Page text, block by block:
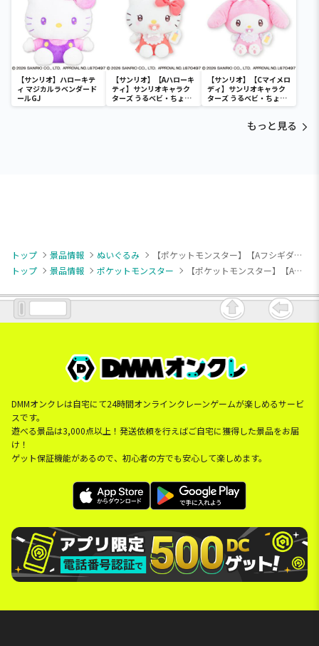
【サンリオ】ハローキテ
ィ マジカルラベンダード
ールGJ
【サンリオ】【Aハローキ
ティ】サンリオキャラク
ターズ うるベビ・ちょい
デカドール
【サンリオ】【Cマイメロ
ディ】サンリオキャラク
ターズ うるベビ・ちょい
デカドール
もっと見る
トップ 景品情報 ぬいぐるみ
【ポケットモンスター】【Aフシギダネ】ポケットモンスター くつろぎタイムぬいぐるみ～フシギダネ・チェリンボ・キバゴ～
トップ
景品情報 ポケットモンスター 【ポケットモンスター】【Aフシギダネ】ポケットモンスター くつろぎタイムぬいぐるみ～フシギダネ・チェリンボ・キバゴ～
DMMオンクレは自宅にて24時間オンラインクレーンゲームが楽しめるサービ
スです。
遊べる景品は3,000点以上！発送依頼を行えばご自宅に獲得した景品をお届
け！
ゲット保証機能があるので、初心者の方でも安心して楽しめます。